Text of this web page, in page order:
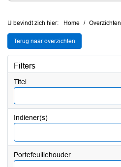
U bevindt zich hier: Home Overzichten
Terug naar overzichten
Filters
Titel
Indiener(s)
Portefeuillehouder